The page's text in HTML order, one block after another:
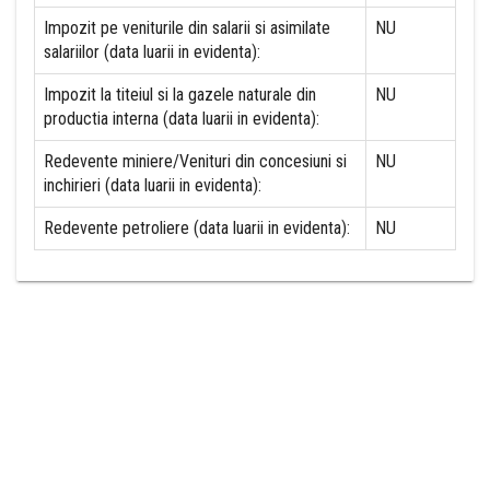
Impozit pe veniturile din salarii si asimilate
salariilor (data luarii in evidenta):
NU
Impozit la titeiul si la gazele naturale din
productia interna (data luarii in evidenta):
NU
Redevente miniere/Venituri din concesiuni si
inchirieri (data luarii in evidenta):
NU
Redevente petroliere (data luarii in evidenta): NU